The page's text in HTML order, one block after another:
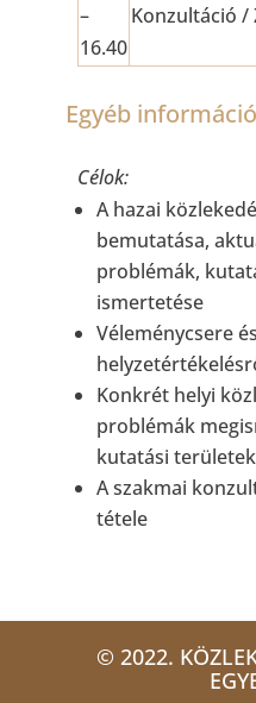
–
16.40
Konzultáció /
Egyéb
Célok:
A hazai
bemutatása,
problémák,
ismertetése
Véleménycsere
Konkrét helyi
problémák
kutatási
A szakmai
tétele
© 2022.